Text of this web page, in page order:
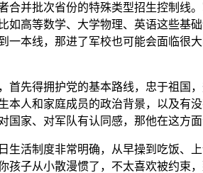
并批次省份的特殊类型招生控制线
高等数学、大学物理、英语这些基
本线，那进了军校也可能会面临很
先得拥护党的基本路线，忠于祖国
人和家庭成员的政治背景，以及有
家、对军队有认同感，那他在这方面
活制度非常明确，从早操到吃饭、
子从小散漫惯了，不太喜欢被约束